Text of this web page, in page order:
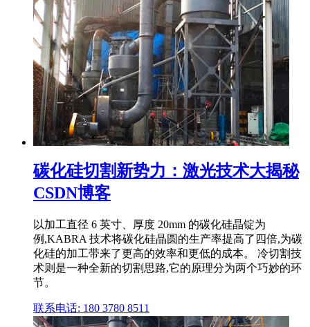
碳化硅切割新势力：激光技术大揭秘
CSDN博客
以加工直径 6 英寸、厚度 20mm 的碳化硅晶锭为
例,KABRA 技术将碳化硅晶圆的生产率提高了四倍,为碳
化硅的加工带来了更高的效率和更低的成本。 冷切割技
术则是一种全新的切割思路,它的原理分为两个巧妙的环
节。
联系电话: 180 3780 8511